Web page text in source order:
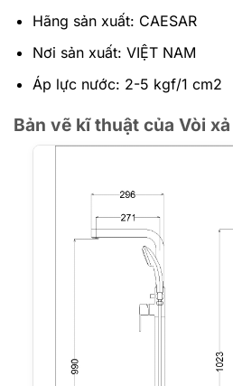
Hãng sản xuất: CAESAR
Nơi sản xuất: VIỆT NAM
Áp lực nước: 2-5 kgf/1 cm2
Bản vẽ kĩ thuật của Vòi